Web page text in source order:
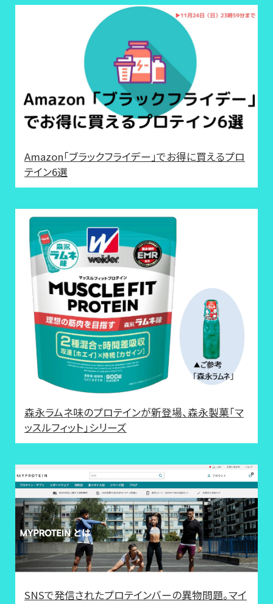
Amazon「ブラックフライデー」でお得に買えるプロ
テイン6選
森永ラムネ味のプロテインが新登場、森永製菓「マ
ッスルフィット」シリーズ
SNSで発信されたプロテインバーの異物問題。マイ